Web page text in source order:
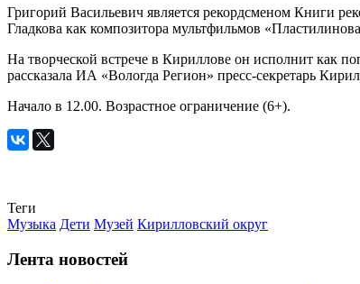
Григорий Васильевич является рекордсменом Книги
Гладкова как композитора мультфильмов
На творческой встрече в Кириллове он исполнит как
рассказала ИА «Вологда Регион» пресс-секретарь
Начало в 12.00. Возрастное ограничение (6+).
Теги
Музыка Дети Музей Кирилловский округ
Лента новостей